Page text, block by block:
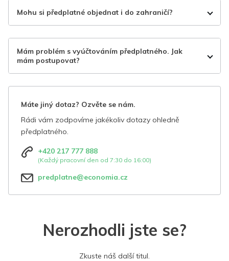
Mohu si předplatné objednat i do zahraničí?
Mám problém s vyúčtováním předplatného. Jak
mám postupovat?
Máte jiný dotaz? Ozvěte se nám.
Rádi vám zodpovíme jakékoliv dotazy ohledně
předplatného.
+420 217 777 888
(Každý pracovní den od 7:30 do 16:00)
predplatne@economia.cz
Nerozhodli jste se?
Zkuste náš další titul.